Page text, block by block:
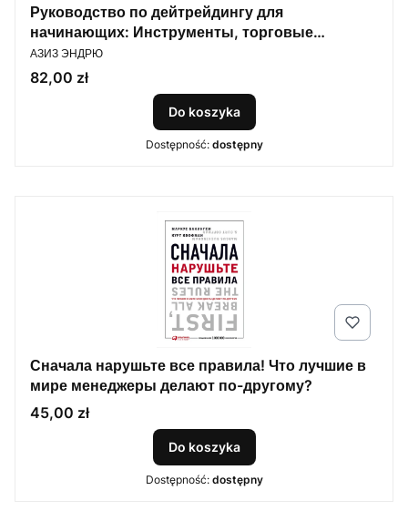
Руководство по дейтрейдингу для
начинающих: Инструменты, торговые
стратегии, психология
PRODUCENT
АЗИЗ ЭНДРЮ
Cena
82,00 zł
Do koszyka
Dostępność: dostępny
Сначала нарушьте все правила! Что лучшие в
мире менеджеры делают по-другому?
Cena
45,00 zł
Do koszyka
Dostępność: dostępny